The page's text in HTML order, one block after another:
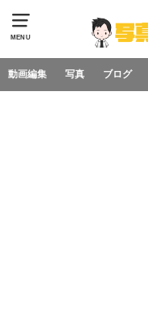
MENU
動画編集 写真 ブログ